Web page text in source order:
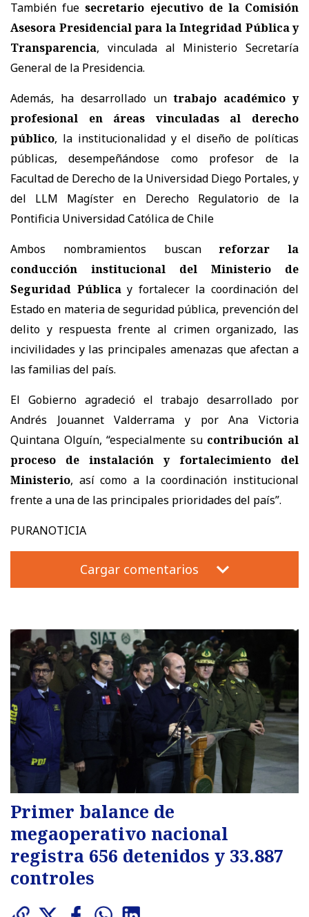
También fuesecretario ejecutivo de la Comisión
Asesora Presidencial para la Integridad Pública y
Transparencia, vinculada al Ministerio Secretaría
General de la Presidencia.
Además, ha desarrollado untrabajo académico y
profesional en áreas vinculadas al derecho
público, la institucionalidad y el diseño de políticas
públicas, desempeñándose como profesor de la
Facultad de Derecho de la Universidad Diego Portales, y
del LLM Magíster en Derecho Regulatorio de la
Pontificia Universidad Católica de Chile
Ambos nombramientos buscanreforzar la
conducción institucional del Ministerio de
Seguridad Públicay fortalecer la coordinación del
Estado en materia de seguridad pública, prevención del
delito y respuesta frente al crimen organizado, las
incivilidades y las principales amenazas que afectan a
las familias del país.
El Gobierno agradeció el trabajo desarrollado por
Andrés Jouannet Valderrama y por Ana Victoria
Quintana Olguín, “especialmente su contribución al
proceso de instalación y fortalecimiento del
Ministerio, así como a la coordinación institucional
frente a una de las principales prioridades del país”.
PURANOTICIA
Cargar comentarios
Primer balance de
megaoperativo nacional
registra 656 detenidos y 33.887
controles